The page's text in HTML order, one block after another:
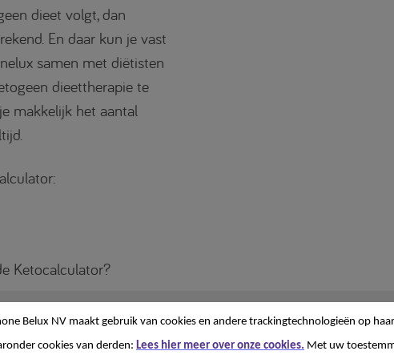
dieet volgt, dan
En daar kun je vast
samen met diëtisten
dieettherapie te
makkelijk het aantal
Ketocalculator?
Belux NV maakt gebruik van cookies en andere trackingtechnologieën op
cookies van derden: Lees hier meer over onze cookies. Met uw